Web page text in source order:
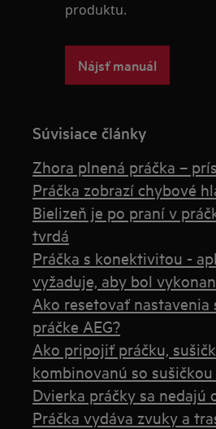
produktu.
Nájsť manuál
Súvisiace články
Zhora plnená práčka –
Práčka zobrazí chybové
Bielizeň je po praní v
tvrdá
Práčka s konektivitou -
vyžaduje, aby bol
Ako resetovať nastavenia
práčke AEG?
Ako pripojiť práčku,
kombinovanú so
Dvierka práčky sa nedajú
Práčka vydáva zvuky a